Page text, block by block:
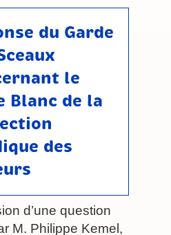
du Garde
le
Blanc de la
des
d’une question
M. Philippe Kemel,